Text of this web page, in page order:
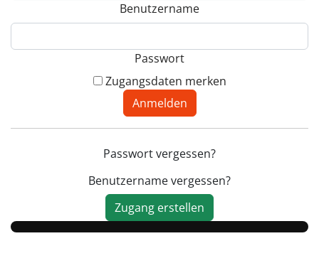
Benutzername
Passwort
Zugangsdaten merken
Anmelden
Passwort vergessen?
Benutzername vergessen?
Zugang erstellen